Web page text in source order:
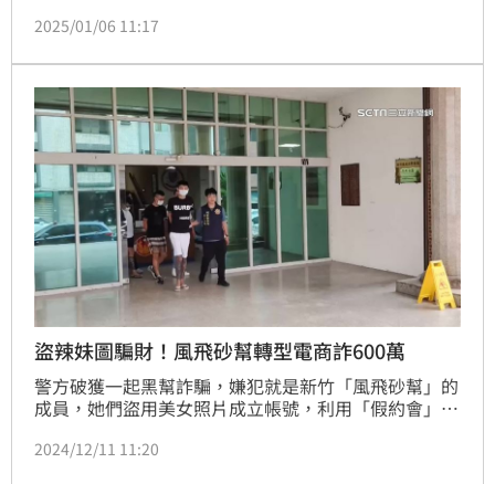
苓爆料一名李姓油畫家也是遭到侵權的受害者，短短一
很多，其中大愛電視台的木地板很昂貴，來賓都要脫鞋
赤腳，拎著走進去。
2025/01/06 11:17
盜辣妹圖騙財！風飛砂幫轉型電商詐600萬
警方破獲一起黑幫詐騙，嫌犯就是新竹「風飛砂幫」的
成員，她們盜用美女照片成立帳號，利用「假約會」詐
商」和「假代工」詐騙。不法獲利高達六百萬，國內外
2024/12/11 11:20